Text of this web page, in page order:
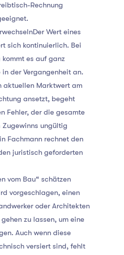
Rechnung
Wert eines
sich kontinuierlich. Bei
kommt es auf ganz
der Vergangenheit an.
aktuellen Marktwert am
ansetzt, begeht
Fehler, der die gesamte
Zugewinns ungültig
Fachmann rechnet den
juristisch geforderten
vom Bau“ schätzen
vorgeschlagen, einen
oder Architekten
zu lassen, um eine
Auch wenn diese
versiert sind, fehlt